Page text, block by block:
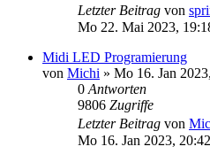
Letzter Beitrag von
Mo 22. Mai 2023,
Midi LED Programierung
von Michi » Mo 16. Jan
0 Antworten
9806 Zugriffe
Letzter Beitrag von
Mo 16. Jan 2023, 20:42